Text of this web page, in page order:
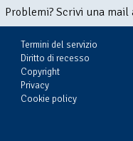
Problemi? Scrivi una
Termini del servizio
Diritto di recesso
Copyright
Privacy
Cookie policy